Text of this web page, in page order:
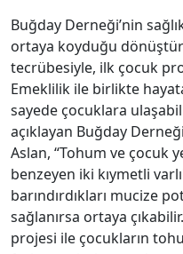
Buğday Derneği’nin
ortaya koyduğu
tecrübesiyle, ilk çocuk
Emeklilik ile birlikte
sayede çocuklara
açıklayan Buğday
Aslan, “Tohum ve çocuk
benzeyen iki kıymetli
barındırdıkları mucize
sağlanırsa ortaya
projesi ile çocukların